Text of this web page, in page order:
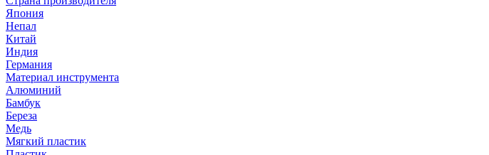
Япония
Непал
Китай
Индия
Германия
Материал инструмента
Алюминий
Бамбук
Береза
Медь
Мягкий пластик